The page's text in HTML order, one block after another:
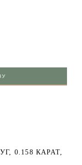
0.158 КАРАТ,